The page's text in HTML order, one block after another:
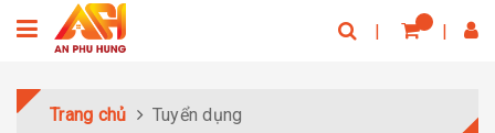
Trang chủ Tuyển dụng